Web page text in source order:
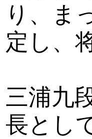
り、ま
定し、
三浦九
長とし